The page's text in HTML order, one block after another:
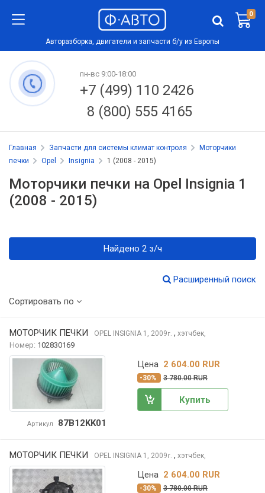
0
Авторазборка, двигатели и запчасти б/у из Европы
пн-вс 9:00-18:00
+7 (499) 110 2426
8 (800) 555 4165
Главная Запчасти для системы климат контроля
Моторчики
печки
Opel Insignia 1 (2008 - 2015)
Моторчики печки на Opel Insignia 1
(2008 - 2015)
Найдено 2 з/ч
Расширенный поиск
Сортировать по
МОТОРЧИК ПЕЧКИ OPEL INSIGNIA 1, 2009г. , хэтчбек,
Номер: 102830169
Артикул 87B12KK01
Цена 2 604.00 RUR
-30% 3 780.00 RUR
Купить
МОТОРЧИК ПЕЧКИ OPEL INSIGNIA 1, 2009г. , хэтчбек,
Цена 2 604.00 RUR
-30% 3 780.00 RUR